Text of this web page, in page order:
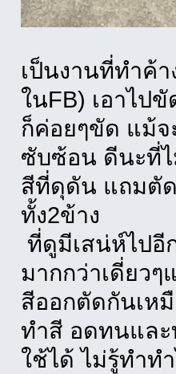
เป็นงานที่ทำค้า
ในFB) เอาไป
ก็ค่อยๆขัด แม้จ
ซับซ้อน ดีนะที่ไ
สีที่ดุดัน แถมตั
ทั้ง2ข้าง
ที่ดูมีเสน่ห์ไปอี
มากกว่าเดี่ยว
สีออกตัดกันเห
ทำสี อดทนแล
ใช้ได้ ไม่รู้ทำท